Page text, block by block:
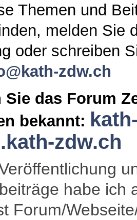
Themen und
melden Sie
oder schreiben
zdw.ch
Sie das Forum
bekannt:
zdw.ch
habe ich
Forum/